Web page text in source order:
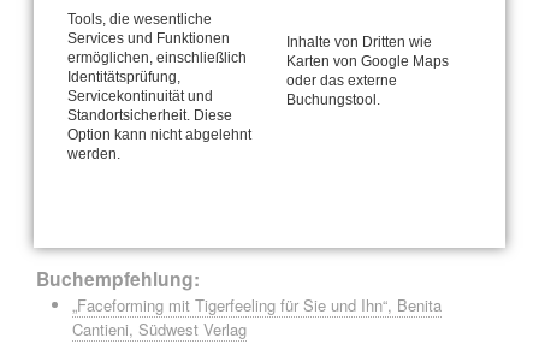
(Buchung von Teil II nur nach Absolvierung des 3stündigen
oder des 4stündigen Teil I möglich)
Teilnehmer 4 — 8 Personen
Voranmeldung erforderlich.
Kostenfreie Abmeldungen spätestens 1 Woche vorher.
Buchempfehlung:
„Faceforming mit Tigerfeeling für Sie und Ihn“, Benita
Cantieni, Südwest Verlag
Tools, die wesentliche
Services und Funktionen
ermöglichen, einschließlich
Identitätsprüfung,
Servicekontinuität und
Standortsicherheit. Diese
Option kann nicht abgelehnt
werden.
Inhalte von Dritten wie
Karten von Google Maps
oder das externe
Buchungstool.